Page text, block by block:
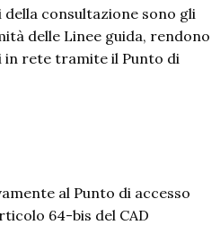
consultazione sono gli
delle Linee guida, rendono
rete tramite il Punto di
al Punto di accesso
64-bis del CAD